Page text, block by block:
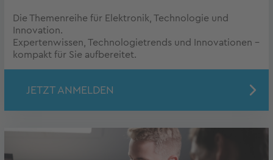
Die Themenreihe für Elektronik, Technologie und
Innovation.
Expertenwissen, Technologietrends und Innovationen –
kompakt für Sie aufbereitet.
JETZT ANMELDEN